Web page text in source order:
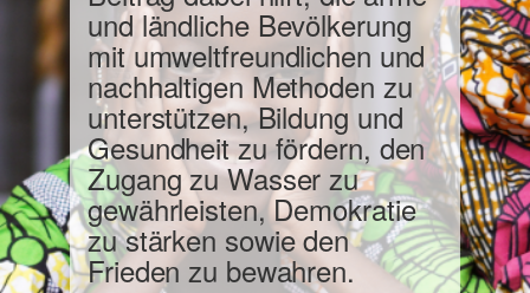
und ländliche Bevölkerung
mit umweltfreundlichen und
nachhaltigen Methoden zu
unterstützen, Bildung und
Gesundheit zu fördern, den
Zugang zu Wasser zu
gewährleisten, Demokratie
zu stärken sowie den
Frieden zu bewahren.